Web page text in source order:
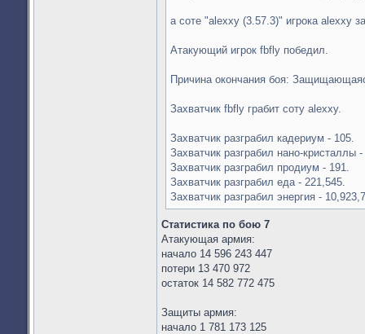
а соте "alexxy (3.57.3)" игрока alexxy
Атакующий игрок fbfly победил.
Причина окончания боя:
Захватчик fbfly грабит соту alexxy.
Захватчик разграбил кадериум - 105.
Захватчик разграбил нано-кристаллы
Захватчик разграбил продиум - 191.
Захватчик разграбил еда - 221,545.
Захватчик разграбил энергия -
Статистика по бою 7
Атакующая армия:
начало 14 596 243 447
потери 13 470 972
остаток 14 582 772 475
Защиты армия:
начало 1 781 173 125